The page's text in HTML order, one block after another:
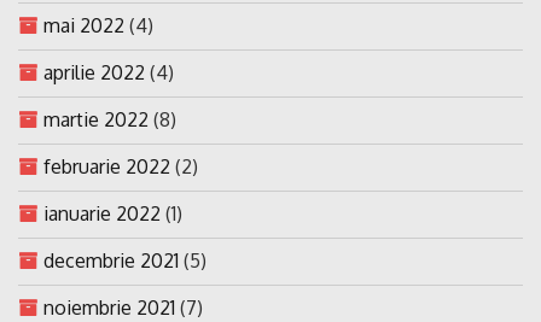
mai 2022 (4)
aprilie 2022 (4)
martie 2022 (8)
februarie 2022 (2)
ianuarie 2022 (1)
decembrie 2021 (5)
noiembrie 2021 (7)